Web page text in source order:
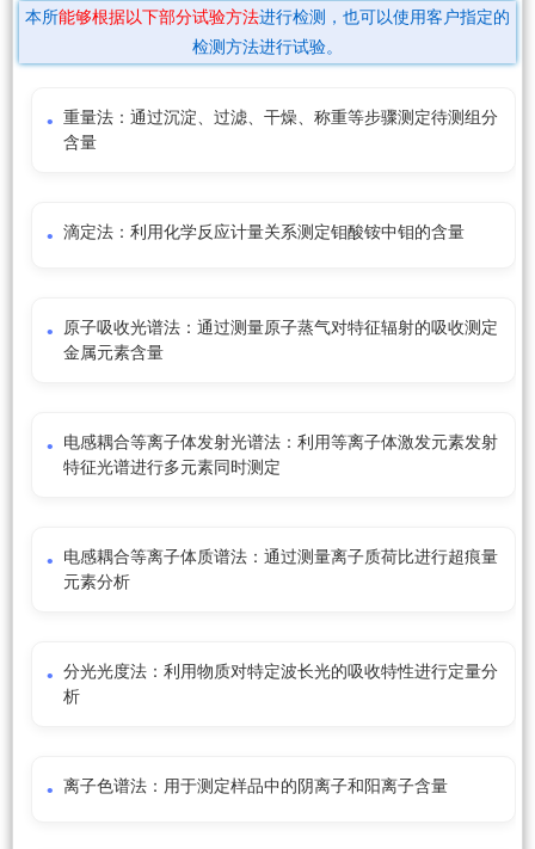
本所能够根据以下部分试验方法进行检测，也可以使用客户指定的
检测方法进行试验。
重量法：通过沉淀、过滤、干燥、称重等步骤测定待测组分
含量
滴定法：利用化学反应计量关系测定钼酸铵中钼的含量
原子吸收光谱法：通过测量原子蒸气对特征辐射的吸收测定
金属元素含量
电感耦合等离子体发射光谱法：利用等离子体激发元素发射
特征光谱进行多元素同时测定
电感耦合等离子体质谱法：通过测量离子质荷比进行超痕量
元素分析
分光光度法：利用物质对特定波长光的吸收特性进行定量分
析
离子色谱法：用于测定样品中的阴离子和阳离子含量